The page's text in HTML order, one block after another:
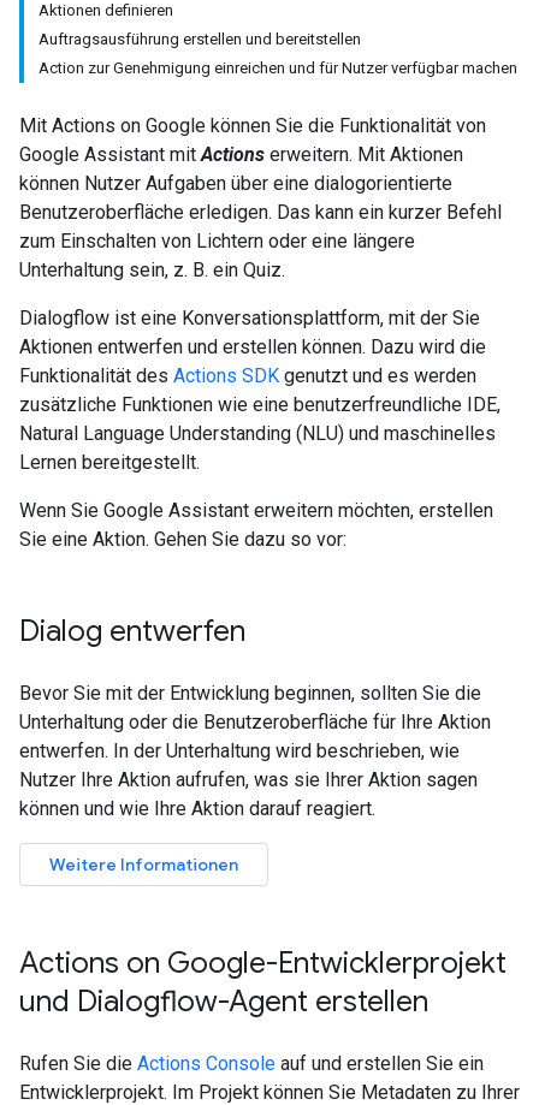
Aktionen definieren
Auftragsausführung erstellen und bereitstellen
Action zur Genehmigung einreichen und für Nutzer verfügbar machen
Mit Actions on Google können Sie die Funktionalität von
Google Assistant mitActions erweitern. Mit Aktionen
können Nutzer Aufgaben über eine dialogorientierte
Benutzeroberfläche erledigen. Das kann ein kurzer Befehl
zum Einschalten von Lichtern oder eine längere
Unterhaltung sein, z. B. ein Quiz.
Dialogflow ist eine Konversationsplattform, mit der Sie
Aktionen entwerfen und erstellen können. Dazu wird die
Funktionalität des Actions SDK genutzt und es werden
zusätzliche Funktionen wie eine benutzerfreundliche IDE,
Natural Language Understanding (NLU) und maschinelles
Lernen bereitgestellt.
Wenn Sie Google Assistant erweitern möchten, erstellen
Sie eine Aktion. Gehen Sie dazu so vor:
Dialog entwerfen
Bevor Sie mit der Entwicklung beginnen, sollten Sie die
Unterhaltung oder die Benutzeroberfläche für Ihre Aktion
entwerfen. In der Unterhaltung wird beschrieben, wie
Nutzer Ihre Aktion aufrufen, was sie Ihrer Aktion sagen
können und wie Ihre Aktion darauf reagiert.
Weitere Informationen
Actions on Google-Entwicklerprojekt
und Dialogflow-Agent erstellen
Rufen Sie die Actions Console auf und erstellen Sie ein
Entwicklerprojekt. Im Projekt können Sie Metadaten zu Ihrer